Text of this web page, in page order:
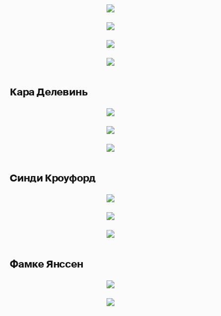
Кара Делевинь
Синди Кроуфорд
Фамке Янссен